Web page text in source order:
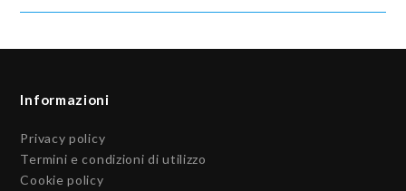
Informazioni
Privacy policy
Termini e condizioni di utilizzo
Cookie policy